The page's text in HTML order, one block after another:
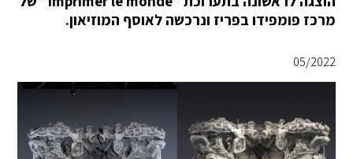
מרכז פומפידו בפריז ונרכשה לאוסף המוזיאון.
05/2022